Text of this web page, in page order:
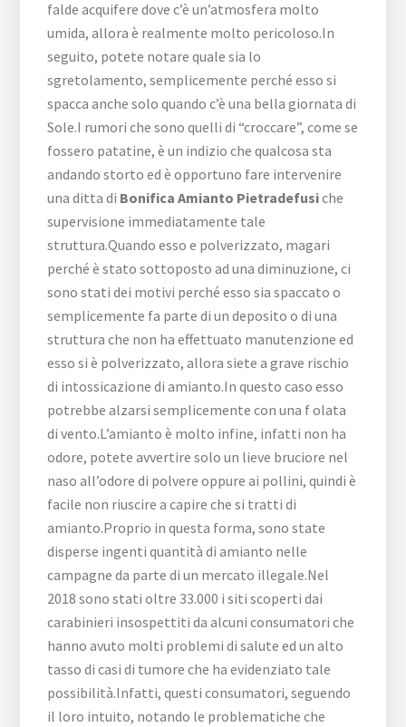
falde acquifere dove c’è un’atmosfera molto
umida, allora è realmente molto pericoloso.In
seguito, potete notare quale sia lo
sgretolamento, semplicemente perché esso si
spacca anche solo quando c’è una bella giornata di
Sole.I rumori che sono quelli di “croccare”, come se
fossero patatine, è un indizio che qualcosa sta
andando storto ed è opportuno fare intervenire
una ditta di Bonifica Amianto Pietradefusiche
supervisione immediatamente tale
struttura.Quando esso e polverizzato, magari
perché è stato sottoposto ad una diminuzione, ci
sono stati dei motivi perché esso sia spaccato o
semplicemente fa parte di un deposito o di una
struttura che non ha effettuato manutenzione ed
esso si è polverizzato, allora siete a grave rischio
di intossicazione di amianto.In questo caso esso
potrebbe alzarsi semplicemente con una f olata
di vento.L’amianto è molto infine, infatti non ha
odore, potete avvertire solo un lieve bruciore nel
naso all’odore di polvere oppure ai pollini, quindi è
facile non riuscire a capire che si tratti di
amianto.Proprio in questa forma, sono state
disperse ingenti quantità di amianto nelle
campagne da parte di un mercato illegale.Nel
2018 sono stati oltre 33.000 i siti scoperti dai
carabinieri insospettiti da alcuni consumatori che
hanno avuto molti problemi di salute ed un alto
tasso di casi di tumore che ha evidenziato tale
possibilità.Infatti, questi consumatori, seguendo
il loro intuito, notando le problematiche che